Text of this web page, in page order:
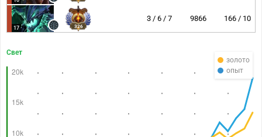
17 326
3 / 6 / 7 9866 166 / 10
золото
опыт
Свет